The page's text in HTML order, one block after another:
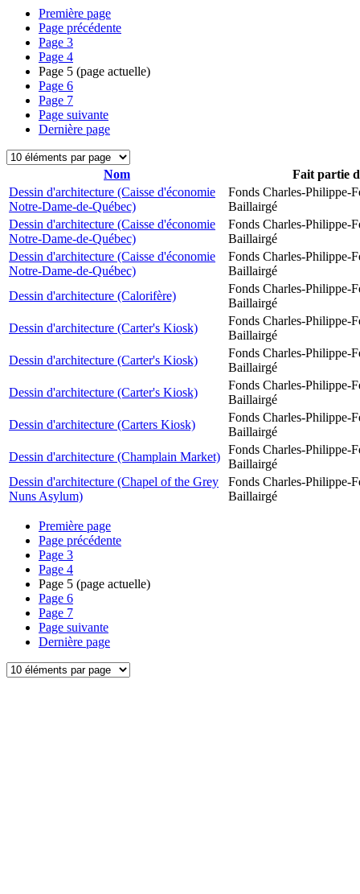
Première page
Page précédente
Page 3
Page 4
Page 5 (page actuelle)
Page 6
Page 7
Page suivante
Dernière page
Nom
Fait partie
Dessin d'architecture (Caisse d'économie
Notre-Dame-de-Québec)
Fonds Charles-Philippe-
Baillairgé
Dessin d'architecture (Caisse d'économie
Notre-Dame-de-Québec)
Fonds Charles-Philippe-
Baillairgé
Dessin d'architecture (Caisse d'économie
Notre-Dame-de-Québec)
Fonds Charles-Philippe-
Baillairgé
Dessin d'architecture (Calorifère)
Fonds Charles-Philippe-
Baillairgé
Dessin d'architecture (Carter's Kiosk)
Fonds Charles-Philippe-
Baillairgé
Dessin d'architecture (Carter's Kiosk)
Fonds Charles-Philippe-
Baillairgé
Dessin d'architecture (Carter's Kiosk)
Fonds Charles-Philippe-
Baillairgé
Dessin d'architecture (Carters Kiosk)
Fonds Charles-Philippe-
Baillairgé
Dessin d'architecture (Champlain Market)
Fonds Charles-Philippe-
Baillairgé
Dessin d'architecture (Chapel of the Grey
Nuns Asylum)
Fonds Charles-Philippe-
Baillairgé
Première page
Page précédente
Page 3
Page 4
Page 5 (page actuelle)
Page 6
Page 7
Page suivante
Dernière page